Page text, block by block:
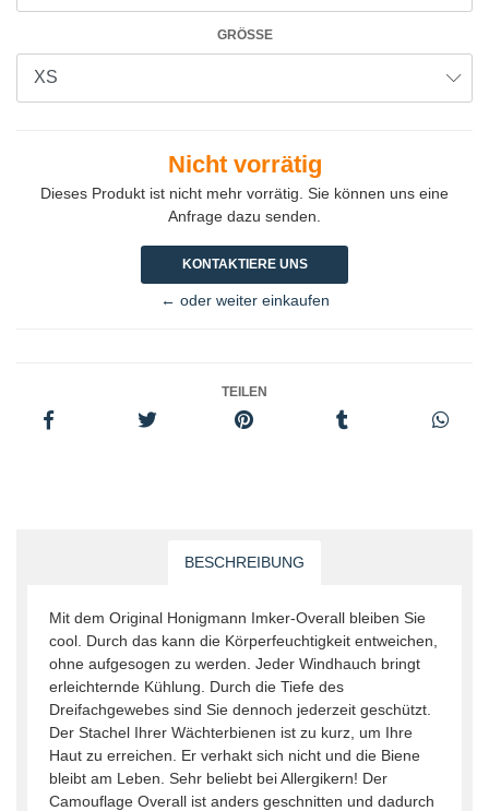
GRÖSSE
Nicht vorrätig
Dieses Produkt ist nicht mehr vorrätig. Sie können uns eine
Anfrage dazu senden.
KONTAKTIERE UNS
← oder weiter einkaufen
TEILEN
BESCHREIBUNG
Mit dem Original Honigmann Imker-Overall blei­ben Sie
cool. Durch das kann die Körper­feuchtigkeit entweichen,
ohne aufgesogen zu werden. Jeder Windhauch bringt
erleichternde Kühlung. Durch die Tiefe des
Dreifachgewebes sind Sie den­noch jederzeit geschützt.
Der Stachel Ihrer Wäch­terbienen ist zu kurz, um Ihre
Haut zu errei­chen. Er verhakt sich nicht und die Biene
bleibt am Leben. Sehr beliebt bei Allergikern! Der
Camouflage Overall ist anders geschnitten und dadurch